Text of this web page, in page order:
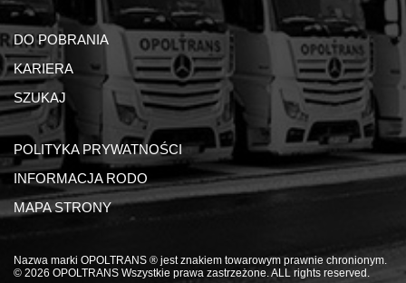
DO POBRANIA
KARIERA
SZUKAJ
POLITYKA PRYWATNOŚCI
INFORMACJA RODO
MAPA STRONY
Nazwa marki OPOLTRANS ® jest znakiem towarowym prawnie chronionym.
© 2026 OPOLTRANS Wszystkie prawa zastrzeżone. ALL rights reserved.